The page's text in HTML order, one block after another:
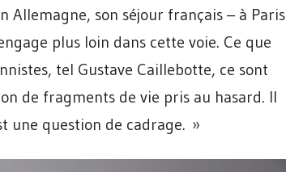
Allemagne, son séjour français – à Paris
plus loin dans cette voie. Ce que
tel Gustave Caillebotte, ce sont
de fragments de vie pris au hasard. Il
une question de cadrage. »